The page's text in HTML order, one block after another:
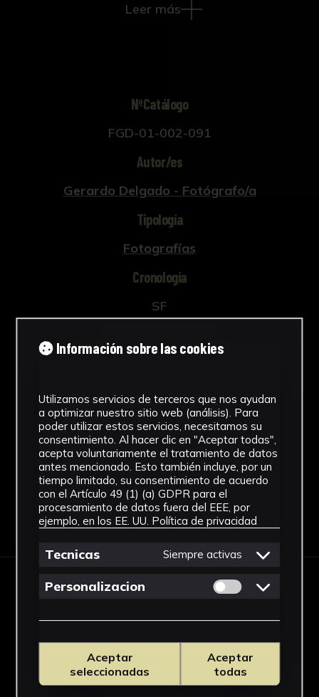
Leer más
NºCatálogo
FGD-01-002-091
Autor/es
Gerardo Delgado - Fotógrafo/a
Tipología
Fotografías
Cronología
SF
Materiales
Celulosa de acetato
Ver más
Descargar Ficha
IMÁGENES
Información sobre las cookies
Utilizamos servicios de terceros que nos ayudan
a optimizar nuestro sitio web (análisis). Para
poder utilizar estos servicios, necesitamos su
consentimiento. Al hacer clic en "Aceptar todas",
acepta voluntariamente el tratamiento de datos
antes mencionado. Esto también incluye, por un
tiempo limitado, su consentimiento de acuerdo
con el Artículo 49 (1) (a) GDPR para el
procesamiento de datos fuera del EEE, por
ejemplo, en los EE. UU. Política de privacidad
Tecnicas Siempre activas
Personalizacion Permitir cookies
Aceptar
seleccionadas
Aceptar
todas